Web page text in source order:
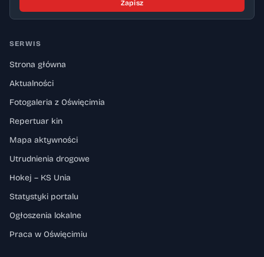
Zapisz
SERWIS
Strona główna
Aktualności
Fotogaleria z Oświęcimia
Repertuar kin
Mapa aktywności
Utrudnienia drogowe
Hokej – KS Unia
Statystyki portalu
Ogłoszenia lokalne
Praca w Oświęcimiu